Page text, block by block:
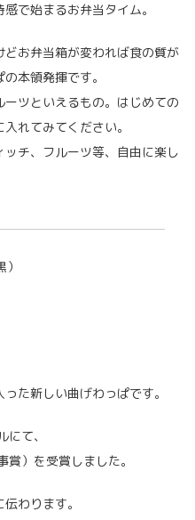
で始まるお弁当タイム。
お弁当箱が変われば食の質が
本領発揮です。
ツといえるもの。はじめての
れてみてください。
チ、フルーツ等、自由に楽し
た新しい曲げわっぱです。
て、
）を受賞しました。
わります。